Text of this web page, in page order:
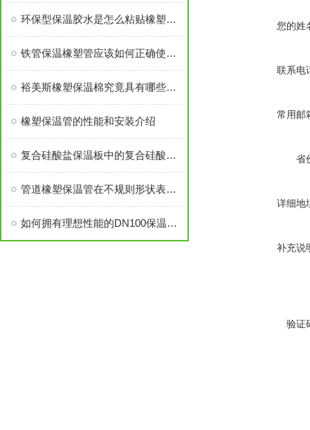
环保型保温胶水是怎么粘贴橡塑保温材料的？
铁管保温橡塑管应该如何正确使用呢？
裕美斯橡塑保温棉究竟具有哪些优势，你知道吗？
橡塑保温管的性能和安装介绍
复合硅酸盐保温板中的复合硅酸盐是什么材料？
管道橡塑保温管在不规则形状表面上的应用
如何拥有理想性能的DN100保温管？
您的姓
联系电
常用邮
省
详细地
补充说
验证